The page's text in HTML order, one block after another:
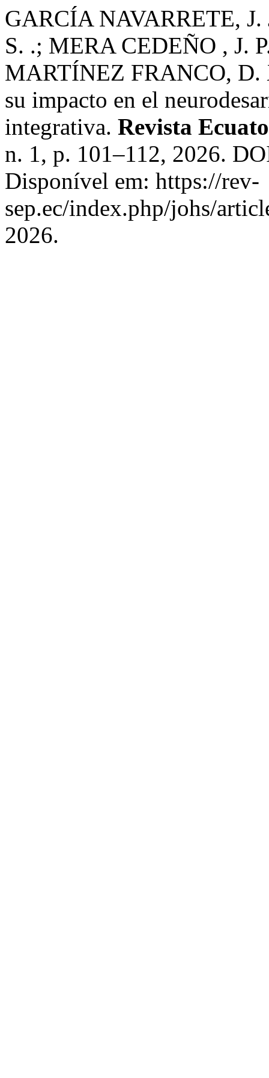
GARCÍA NAVARRETE,
S. .; MERA CEDEÑO , J.
MARTÍNEZ FRANCO, D.
su impacto en el
integrativa. Revista
n. 1, p. 101–112, 2026.
Disponível em: https://rev-
sep.ec/index.php/johs/
2026.